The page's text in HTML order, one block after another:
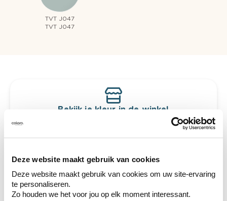
Deze website maakt gebruik van cookies
Deze website maakt gebruik van cookies om uw site-ervaring
te personaliseren.
Zo houden we het voor jou op elk moment interessant.
TVT J047
TVT J047
Bekijk je kleur in de winkel
Ontdek er kleurechte stalen van je
te verfijnen.
Krijg persoonlijk advies om kleuren te
combineren.